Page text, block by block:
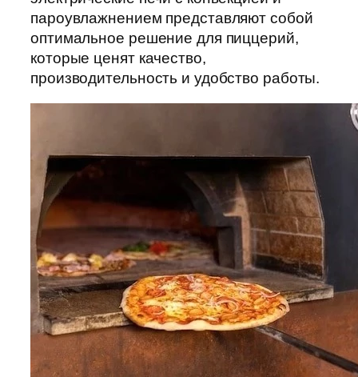
пароувлажнением представляют собой
оптимальное решение для пиццерий,
которые ценят качество,
производительность и удобство работы.